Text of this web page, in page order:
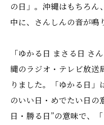
の日」。沖縄はもちろん
中に、さんしんの音が鳴
「ゆかる日 まさる日 さ
縄のラジオ・テレビ放送
りました。「ゆかる日」
のいい日・めでたい日の
日・勝る日”の意味で、